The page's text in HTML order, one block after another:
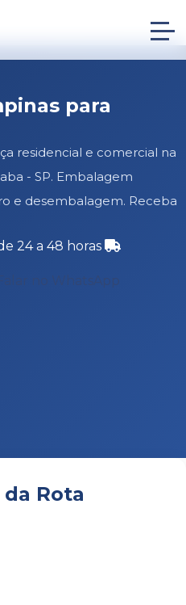
para
residencial e comercial na
- SP. Embalagem
e desembalagem. Receba
24 a 48 horas
Falar no WhatsApp
Rota